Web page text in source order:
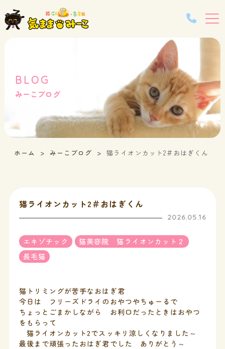
BLOG
みーこブログ
ホーム みーこブログ 猫ライオンカット2＃おはぎくん
猫ライオンカット2＃おはぎくん
2026.05.16
エキゾチック
猫美容院 猫ライオンカット２
長毛猫
猫トリミングが苦手なおはぎ君
今日は フリーズドライのおやつやちゅーるで
ちょっとごまかしながら お利口だったときはおやつ
をもらって
猫ライオンカット2でスッキリ涼しくなりました～
最後まで頑張ったおはぎ君でした ありがとう～